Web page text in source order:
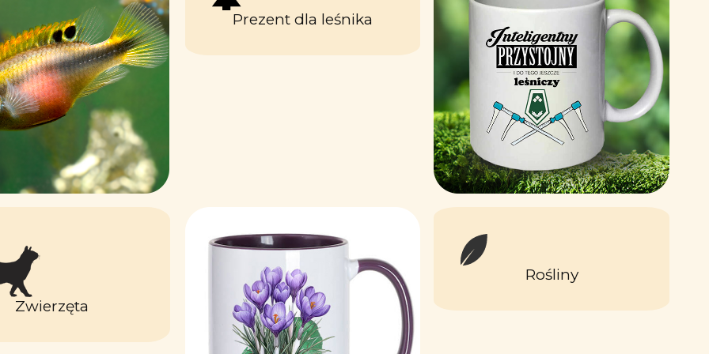
Zwierzęta
Prezent dla leśnika
Rośliny